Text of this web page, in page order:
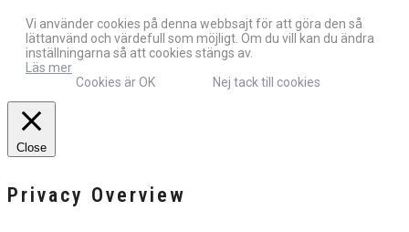
Vi använder cookies på denna webbsajt för att göra den så
lättanvänd och värdefull som möjligt. Om du vill kan du ändra
inställningarna så att cookies stängs av.
Läs mer
Cookies är OK
Nej tack till cookies
Close
Privacy Overview